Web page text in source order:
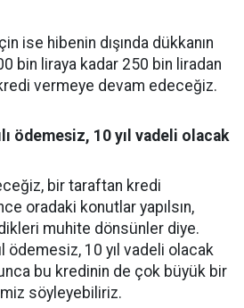
ise hibenin dışında dükkanın
bin liraya kadar 250 bin liradan
vermeye devam edeceğiz.
ödemesiz, 10 yıl vadeli olacak
bir taraftan kredi
oradaki konutlar yapılsın,
muhite dönsünler diye.
ödemesiz, 10 yıl vadeli olacak
bu kredinin de çok büyük bir
söyleyebiliriz.